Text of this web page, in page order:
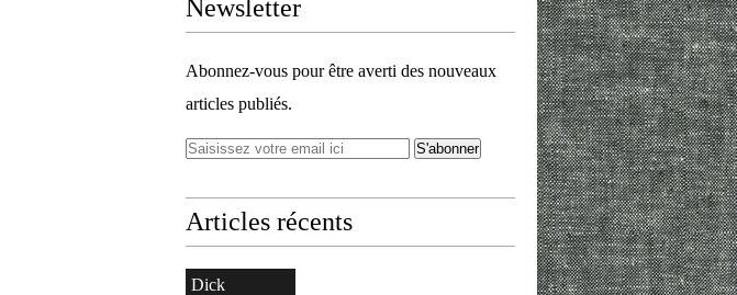
Newsletter
Abonnez-vous pour être averti des nouveaux
articles publiés.
Articles récents
Dick